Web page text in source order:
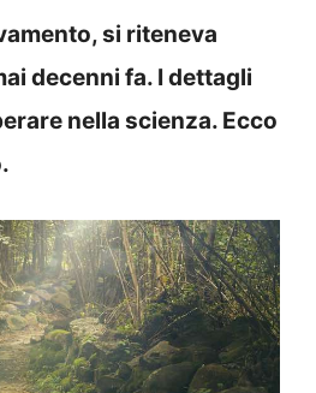
si riteneva
decenni fa. I dettagli
nella scienza. Ecco